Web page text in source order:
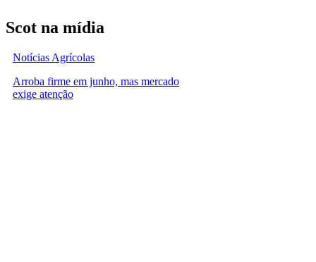
Scot na mídia
Notícias Agrícolas
Arroba firme em junho, mas mercado
exige atenção